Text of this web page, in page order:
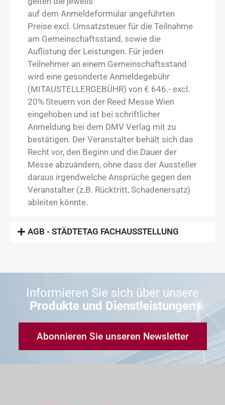
auf dem Anmeldeformular angeführten
Preise excl. Umsatzsteuer für die Teilnahme
am Gemeinschaftsstand, sowie die
Auflistung der Leistungen. Für jeden
Teilnehmer an einem Gemeinschaftsstand
wird eine gesonderte Anmeldegebühr
(MITAUSTELLERGEBÜHR) von € 646.- excl.
20% Steuern von der Reed Messe Wien
eingehoben und ist bei schriftlicher
Anmeldung bei dem DMV Verlag mit zu
bestätigen. Der Veranstalter behält sich das
Recht vor, den Beginn und die Dauer der
Messe abzuändern, ohne dass der Aussteller
daraus irgendwelche Ansprüche gegen den
Veranstalter (z.B. Rücktritt, Schadenersatz)
ableiten könnte.
AGB - STÄDTETAG FACHAUSSTELLUNG
Informieren Sie sich über unsere
Produkte und Dienstleistungen
Abonnieren Sie unseren Newsletter